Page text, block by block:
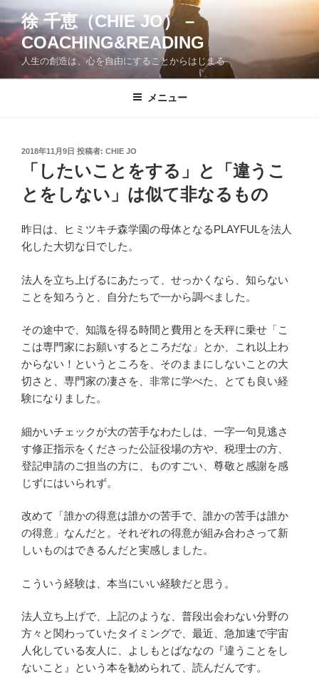
コ
ン
テ
ツ
徐 千恵（CHIE JO） –
COACHING&READING
人生の創造は、心を自由にすることからはじまる
メニュー
投
2018年11月9日 投稿者: CHIE JO
「したいことをする」と「違うこ
とをしない」は似て非なるもの
昨日は、ヒミツキチ森学園の母体となるPLAYFULを法人
化した大切な日でした。
法人を立ち上げるにあたって、せっかくなら、知らない
ことを知ろうと、自分たちで一から調べました。
その途中で、知識を得る時間と費用とを天秤に乗せ「こ
こは専門家にお願いするところだな」とか、これ以上わ
からない！というところを、そのままにしないことの大
切さと、専門家の凄さを、非常に学べた、とても良い経
験になりました。
細かいチェックが大の苦手なわたしは、一字一句見逃さ
す修正指示をくださった公証役場の方や、税理士の方、
登記申請のご担当の方に、ものすごい、尊敬と感謝を感
じずにはいられず。
改めて「誰かの得意は誰かの苦手で、誰かの苦手は誰か
の得意」なんだと。それぞれの得意が組み合わさって新
しいものはできるんだと実感しました。
こういう経験は、本当にいい経験だと思う。
法人立ち上げで、上記のような、普段出会わない分野の
方々と関わっていたタイミングで、最近、急加速で宇宙
人化している友人に、よしもとばななの『違うことをし
ないこと』という本を勧められて、読んだんです。